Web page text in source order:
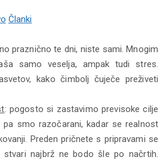
Članki
praznično te dni, niste sami. Mnogim
samo veselja, ampak tudi stres.
kako čimbolj čuječe preživeti
: pogosto si zastavimo previsoke cilje
pa smo razočarani, kadar se realnost
Preden pričnete s pripravami se
najbrž ne bodo šle po načrtih.